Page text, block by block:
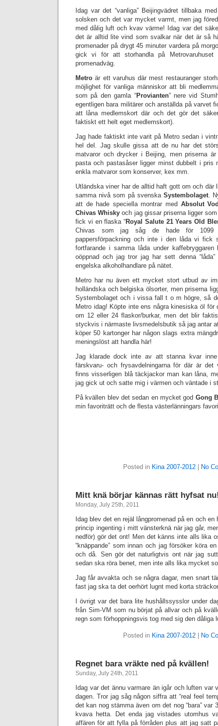
Idag var det “vanliga” Beijingvädret tillbaka
solsken och det var mycket varmt, men jag
med dålig luft och kvav värme! Idag var det
det är alltid lite vind som svalkar när det är så
promenader på drygt 45 minuter vardera på
gick vi för att storhandla på
promenadväg.
Metroär ett varuhus där mest restauranger
möjlighet för vanliga människor att bli
som på den gamla “Provianten” nere vid
egentligen bara militärer och anställda på varvet
att låna medlemskort där och det gör det
faktiskt ett helt eget medlemskort).
Jag hade faktiskt inte varit på Metro sedan i
hel del. Jag skulle gissa att de nu har det
matvaror och drycker i Beijing, men priserna
pasta och pastasåser ligger minst dubbelt i pris
enkla matvaror som konserver, kex mm.
Utländska viner har de alltid haft gott om och där
samma nivå som på svenska Systembolaget.
att de hade speciella montrar med Absolut
Chivas Whisky och jag gissar priserna ligger
fick vi en flaska “Royal Salute 21 Years Old
Chivas som jag såg de hade för 1099
pappersförpackning och inte i den låda vi fick
fortfarande i samma låda under
oöppnad och jag tror jag har sett denna
engelska alkoholhandlare på nätet.
Metro har nu även ett mycket stort utbud av
holländska och belgiska ölsorter, men priserna
Systembolaget och i vissa fall t o m högre, så
Metro idag! Köpte inte ens några kinesiska öl för
om 12 eller 24 flaskor/burkar, men det blir
styckvis i närmaste livsmedelsbutik så jag antar
köper 50 kartonger har någon slags extra
meningslöst att handla här!
Jag klarade dock inte av att stanna kvar
färskvaru- och frysavdelningarna för där är det
finns visserligen blå täckjackor man kan låna,
jag gick ut och satte mig i värmen och väntade i
På kvällen blev det sedan en mycket god Gong
min favoriträtt och de flesta västerlänningars
Posted in Kina 2007-2012 No
Mitt knä börjar kännas rätt hyfsat
Monday, July 25th, 2011
Idag blev det en rejäl långpromenad på en och
princip ingenting i mitt vänsterknä när jag går,
nedför) gör det ont! Men det känns inte alls lika
“knäppande” som innan och jag försöker köra
och då. Sen gör det naturligtvis ont när jag
sedan ska röra benet, men inte alls lika mycket
Jag får avvakta och se några dagar, men snart
fast jag ska ta det oerhört lugnt med korta
I övrigt var det bara lite hushållssysslor under
från Sim-VM som nu börjat på allvar och på
regn som förhoppningsvis tog med sig den dåliga
Posted in Kina 2007-2012 No
Regnet bara vräkte ned på kvällen!
Sunday, July 24th, 2011
Idag var det ännu varmare än igår och luften var
dagen. Tror jag såg någon siffra att “real feel
det kan nog stämma även om det nog “bara” var
kvava hetta. Det enda jag vistades utomhus
affären för att fylla på förråden plus att jag satt